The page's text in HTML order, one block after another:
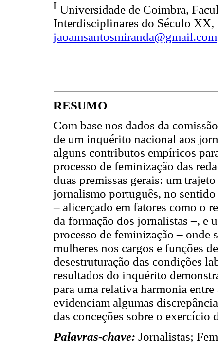
I Universidade de Coimbra,
Interdisciplinares do Século
jaoamsantosmiranda@gmail.com
RESUMO
Com base nos dados da
de um inquérito nacional aos
alguns contributos empíricos
processo de feminização das
duas premissas gerais: um
jornalismo português, no
– alicerçado em fatores como o
da formação dos jornalistas –, e
processo de feminização – onde
mulheres nos cargos e funções
desestruturação das condições
resultados do inquérito
para uma relativa harmonia entre
evidenciam algumas
das conceções sobre o exercício
Palavras-chave: Jornalistas;